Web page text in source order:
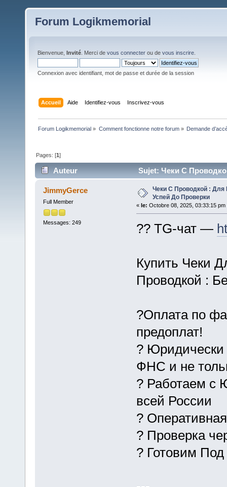
Forum Logikmemorial
Bienvenue, Invité . Merci de vous connecter ou de vous inscrire
Connexion avec identifiant, mot de passe et durée de la session
Accueil Aide Identifiez-vous Inscrivez-vous
Forum Logikmemorial » Comment fonctionne notre forum» Demande
Pages: [1]
Auteur Sujet: Чеки С
JimmyGerce
Full Member
Messages: 249
Чеки С Проводкой :
Успей До Проверки
« le: Octobre 08, 2025, 03:33:15 pm
?? TG-чат —
Купить Чеки
Проводкой :
?Оплата по
предоплат!
? Юридически
ФНС и не
? Работаем с
всей России
?
? Проверка
? Готовим